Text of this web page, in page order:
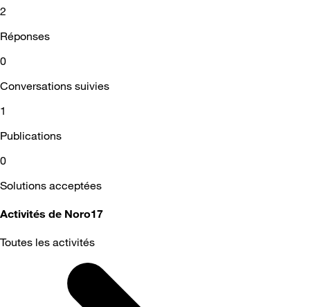
2
Réponses
0
Conversations suivies
1
Publications
0
Solutions acceptées
Activités de Noro17
Toutes les activités